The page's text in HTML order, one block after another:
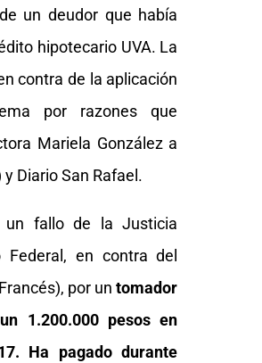
un deudor que había
hipotecario UVA. La
contra de la aplicación
por razones que
Mariela González a
Diario San Rafael.
un fallo de la Justicia
Federal, en contra del
por untomador
1.200.000 pesos en
Ha pagado durante